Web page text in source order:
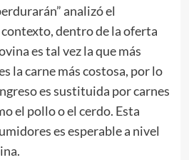
analizó el
dentro de la oferta
es tal vez la que más
la carne más costosa, por lo
es sustituida por carnes
el pollo o el cerdo. Esta
es esperable a nivel